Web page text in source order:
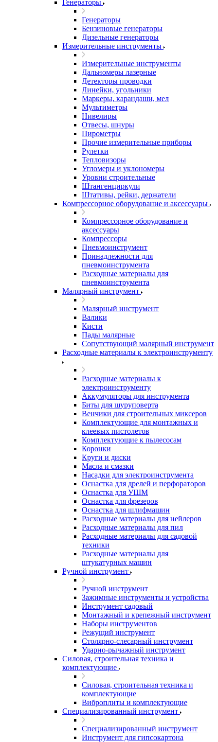
Генераторы
Генераторы
Бензиновые генераторы
Дизельные генераторы
Измерительные инструменты
Измерительные инструменты
Дальномеры лазерные
Детекторы проводки
Линейки, угольники
Маркеры, карандаши, мел
Мультиметры
Нивелиры
Отвесы, шнуры
Пирометры
Прочие измерительные приборы
Рулетки
Тепловизоры
Угломеры и уклономеры
Уровни строительные
Штангенциркули
Штативы, рейки, держатели
Компрессорное оборудование и аксессуары
Компрессорное оборудование и
аксессуары
Компрессоры
Пневмоинструмент
Принадлежности для
пневмоинструмента
Расходные материалы для
пневмоинструмента
Малярный инструмент
Малярный инструмент
Валики
Кисти
Пады малярные
Сопутствующий малярный инструмент
Расходные материалы к электроинструменту
Расходные материалы к
электроинструменту
Аккумуляторы для инструмента
Биты для шуруповерта
Венчики для строительных миксеров
Комплектующие для монтажных и
клеевых пистолетов
Комплектующие к пылесосам
Коронки
Круги и диски
Масла и смазки
Насадки для электроинструмента
Оснастка для дрелей и перфораторов
Оснастка для УШМ
Оснастка для фрезеров
Оснастка для шлифмашин
Расходные материалы для нейлеров
Расходные материалы для пил
Расходные материалы для садовой
техники
Расходные материалы для
штукатурных машин
Ручной инструмент
Ручной инструмент
Зажимные инструменты и устройства
Инструмент садовый
Монтажный и крепежный инструмент
Наборы инструментов
Режущий инструмент
Столярно-слесарный инструмент
Ударно-рычажный инструмент
Силовая, строительная техника и
комплектующие
Силовая, строительная техника и
комплектующие
Виброплиты и комплектующие
Специализированный инструмент
Специализированный инструмент
Инструмент для гипсокартона